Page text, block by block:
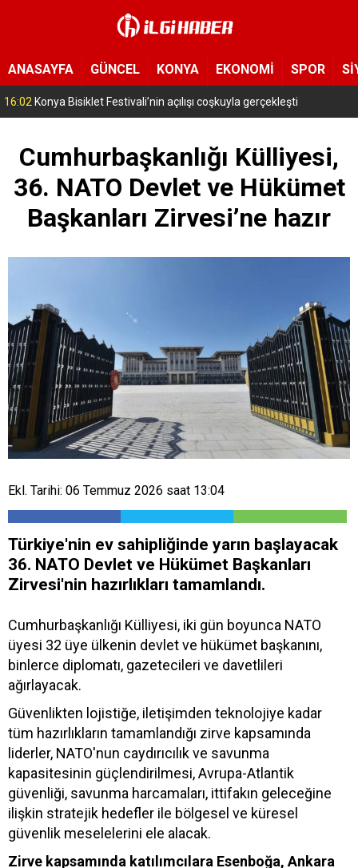
ANASAYFA GÜNCEL KONYA EKONOMİ SPOR
15:11 Konya’da zabıta ve polis sahada! Toplu taşıma araçları tek tek denetleniyor
Cumhurbaşkanlığı Külliyesi,
36. NATO Devlet ve Hükümet
Başkanları Zirvesi’ne hazır
Ekl. Tarihi: 06 Temmuz 2026 saat 13:04
Türkiye'nin ev sahipliğinde yarın başlayacak
36. NATO Devlet ve Hükümet Başkanları
Zirvesi'nin hazırlıkları tamamlandı.
Cumhurbaşkanlığı Külliyesi, iki gün boyunca NATO
üyesi 32 üye ülkenin devlet ve hükümet başkanını,
binlerce diplomatı, gazetecileri ve davetlileri
ağırlayacak.
Güvenlikten lojistiğe, iletişimden teknolojiye kadar
tüm hazırlıkların tamamlandığı zirve kapsamında
liderler, NATO'nun caydırıcılık ve savunma
kapasitesinin güçlendirilmesi, Avrupa-Atlantik
güvenliği, savunma harcamaları, ittifakın geleceğine
ilişkin stratejik hedefler ile bölgesel ve küresel
güvenlik meselelerini ele alacak.
Zirve kapsamında katılımcılara Esenboğa, Ankara